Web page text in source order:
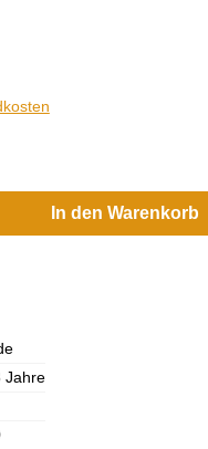
denIn den Warenkorb
Jahre